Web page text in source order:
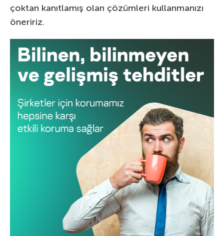
çoktan kanıtlamış olan çözümleri kullanmanızı
öneririz.